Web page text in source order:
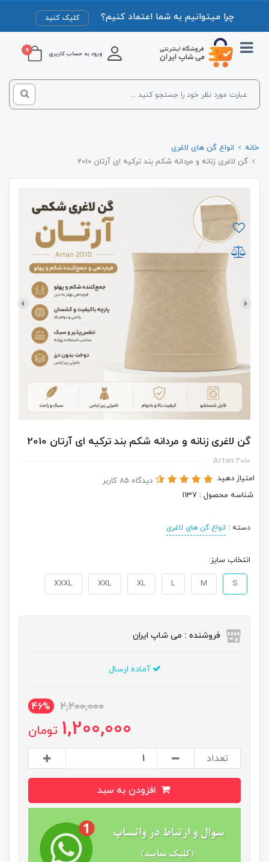
چرا میتوانیم به شما اعتماد کنیم؟ کلیک کنید
ورود به حساب کاربری 0
خانه
انواع گن های لاغری
گن لاغری زنانه و مردانه شکم بند ترکیه ای آرتان 2010
گن لاغری زنانه و مردانه شکم بند ترکیه ای آرتان 2010
Artan 2010
امتیاز دهید
دیدگاه 85 کاربر
شناسه محصول : 1137
دسته : انواع گن های لاغری
انتخاب سایز:
S
M
L
XL
XXL
XXXL
فروشنده : می شاپ ایران
آماده ارسال
2,200,000
46%
1,200,000 تومان
تعداد